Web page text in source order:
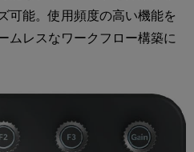
可能。使用頻度の高い機能を
ムレスなワークフロー構築に